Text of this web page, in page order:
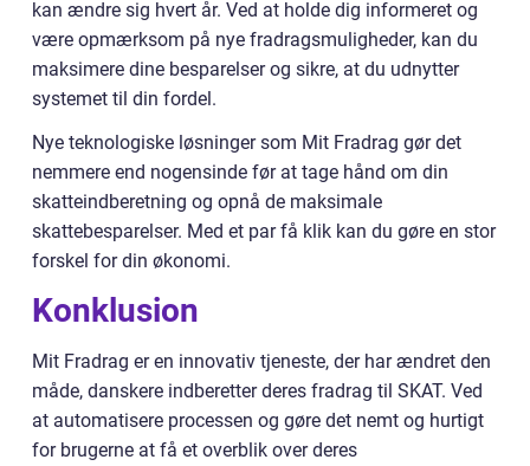
kan ændre sig hvert år. Ved at holde dig informeret og
være opmærksom på nye fradragsmuligheder, kan du
maksimere dine besparelser og sikre, at du udnytter
systemet til din fordel.
Nye teknologiske løsninger som Mit Fradrag gør det
nemmere end nogensinde før at tage hånd om din
skatteindberetning og opnå de maksimale
skattebesparelser. Med et par få klik kan du gøre en stor
forskel for din økonomi.
Konklusion
Mit Fradrag er en innovativ tjeneste, der har ændret den
måde, danskere indberetter deres fradrag til SKAT. Ved
at automatisere processen og gøre det nemt og hurtigt
for brugerne at få et overblik over deres